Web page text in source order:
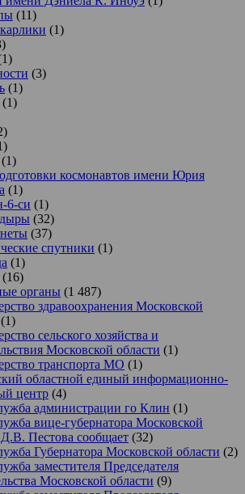
(11)
(1)
(3)
(1)
(1)
(1)
космонавтов имени Юрия
(1)
6-си (1)
(32)
(37)
спутники (1)
(1)
(16)
органы (1 487)
здравоохранения Московской
(1)
сельского хозяйства и
Московской области (1)
транспорта МО (1)
областной единый информационно-
центр (4)
администрации го Клин (1)
вице-губернатора Московской
Д.В. Пестова сообщает (32)
Губернатора Московской области (2)
заместителя Председателя
Московской области (9)